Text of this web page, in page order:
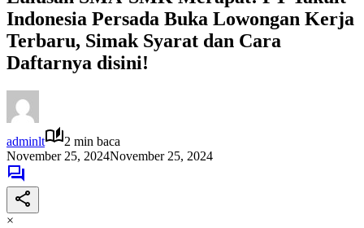
Indonesia Persada Buka Lowongan Kerja
Terbaru, Simak Syarat dan Cara
Daftarnya disini!
adminlt
2 min baca
November 25, 2024November 25, 2024
×